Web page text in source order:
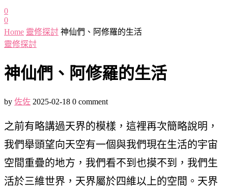
0
0
Home 靈修探討 神仙們、阿修羅的生活
靈修探討
神仙們、阿修羅的生活
by 佐佐 2025-02-18 0 comment
之前有略講過天界的模樣，這裡再次簡略說明，
我們舉頭望向天空有一個與我們現在生活的宇宙
空間重疊的地方，我們看不到也摸不到，我們生
活於三維世界，天界屬於四維以上的空間。天界